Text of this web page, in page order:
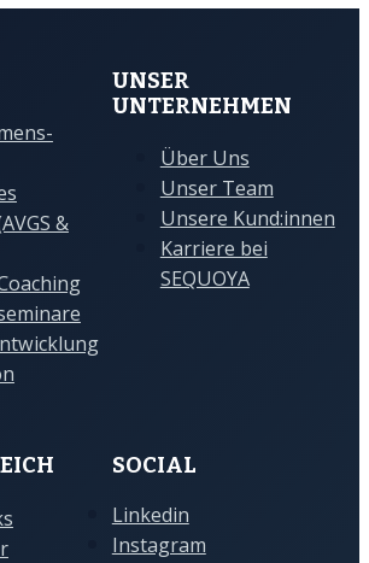
&
UNSER
UNTERNEHMEN
Über Uns
Unser Team
Unsere Kund:innen
Karriere bei
SEQUOYA
SOCIAL
Linkedin
Instagram